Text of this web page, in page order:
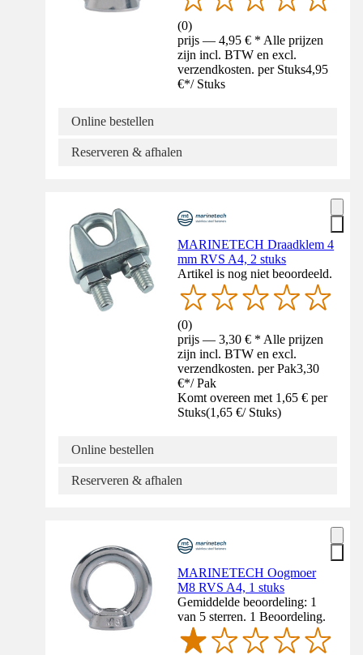
(0)
prijs — 4,95 € * Alle prijzen
zijn incl. BTW en excl.
verzendkosten. per Stuks4,95
€*/ Stuks
Online bestellen
Reserveren & afhalen
MARINETECH Draadklem 4
mm RVS A4, 2 stuks
Artikel is nog niet beoordeeld.
(0)
prijs — 3,30 € * Alle prijzen
zijn incl. BTW en excl.
verzendkosten. per Pak3,30
€*/ Pak
Komt overeen met 1,65 € per
Stuks(1,65 €/ Stuks)
Online bestellen
Reserveren & afhalen
MARINETECH Oogmoer
M8 RVS A4, 1 stuks
Gemiddelde beoordeling: 1
van 5 sterren. 1 Beoordeling.